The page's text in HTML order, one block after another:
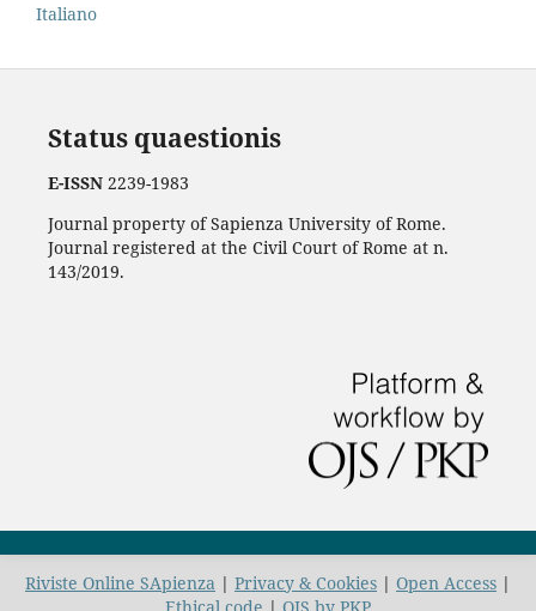
Italiano
Status quaestionis
E-ISSN2239-1983
Journal property of Sapienza University of Rome.
Journal registered at the Civil Court of Rome at n.
143/2019.
Riviste Online SApienza | Privacy & Cookies | Open Access |